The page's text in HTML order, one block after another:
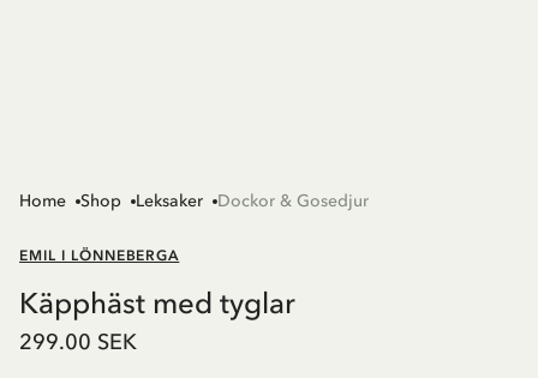
Home Shop Leksaker Dockor & Gosedjur
EMIL I LÖNNEBERGA
Käpphäst med tyglar
299.00 SEK